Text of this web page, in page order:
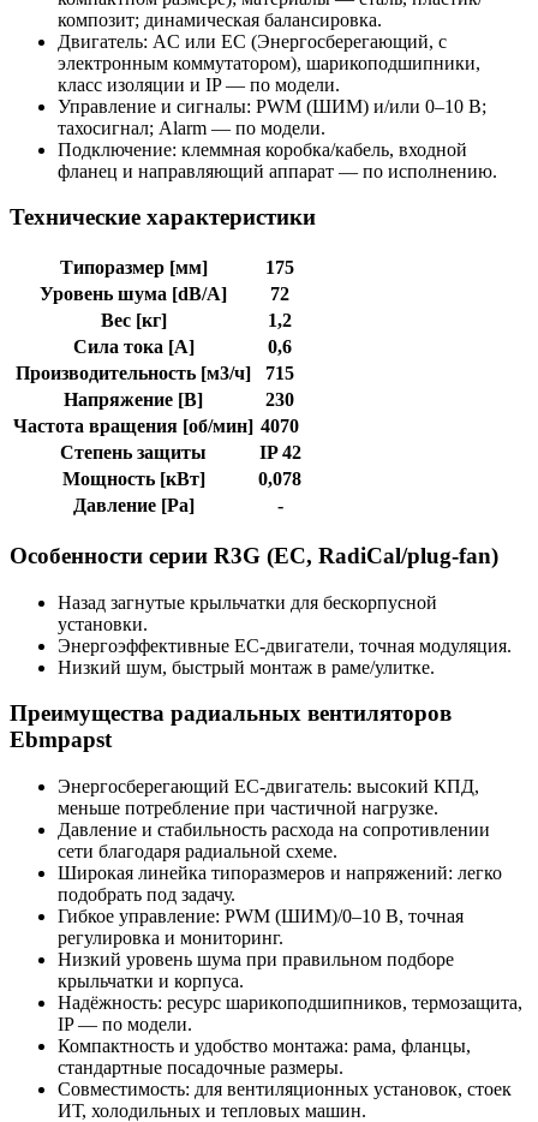
композит; динамическая балансировка.
Двигатель: AC или EC (Энергосберегающий, с
электронным коммутатором), шарикоподшипники,
класс изоляции и IP — по модели.
Управление и сигналы: PWM (ШИМ) и/или 0–10 В;
тахосигнал; Alarm — по модели.
Подключение: клеммная коробка/кабель, входной
фланец и направляющий аппарат — по исполнению.
Технические характеристики
Типоразмер [мм]
175
Уровень шума [dB/A]
72
Вес [кг]
1,2
Сила тока [A]
0,6
Производительность [м3/ч]
715
Напряжение [В]
230
Частота вращения [об/мин] 4070
Степень защиты
IP 42
Мощность [кВт]
0,078
Давление [Pa]
-
Особенности серии R3G (EC, RadiCal/plug-fan)
Назад загнутые крыльчатки для бескорпусной
установки.
Энергоэффективные EC-двигатели, точная модуляция.
Низкий шум, быстрый монтаж в раме/улитке.
Преимущества радиальных вентиляторов
Ebmpapst
Энергосберегающий EC-двигатель: высокий КПД,
меньше потребление при частичной нагрузке.
Давление и стабильность расхода на сопротивлении
сети благодаря радиальной схеме.
Широкая линейка типоразмеров и напряжений: легко
подобрать под задачу.
Гибкое управление: PWM (ШИМ)/0–10 В, точная
регулировка и мониторинг.
Низкий уровень шума при правильном подборе
крыльчатки и корпуса.
Надёжность: ресурс шарикоподшипников, термозащита,
IP — по модели.
Компактность и удобство монтажа: рама, фланцы,
стандартные посадочные размеры.
Совместимость: для вентиляционных установок, стоек
ИТ, холодильных и тепловых машин.